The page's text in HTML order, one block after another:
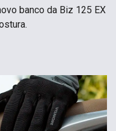
banco da Biz 125 EX